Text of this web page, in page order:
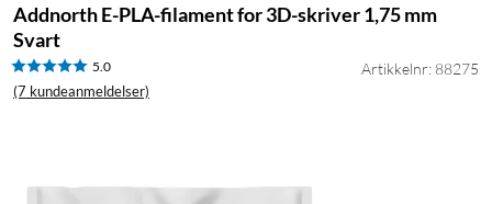
Addnorth E-PLA-filament for 3D-skriver 1,75 mm
Svart
5.0
(7 kundeanmeldelser)
Artikkelnr: 88275